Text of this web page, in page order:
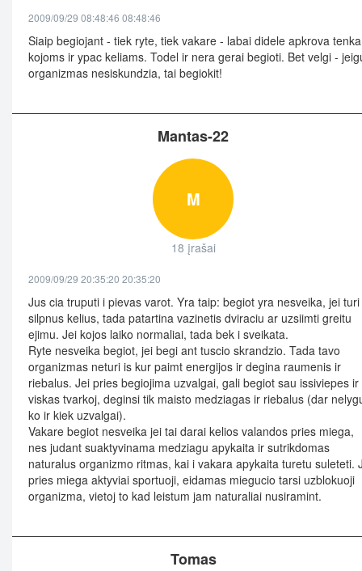
2009/09/29 08:48:46 08:48:46
Siaip begiojant - tiek ryte, tiek vakare - labai didele apkrova tenka
kojoms ir ypac keliams. Todel ir nera gerai begioti. Bet velgi -
organizmas nesiskundzia, tai begiokit!
Mantas-22
M
18 įrašai
2009/09/29 20:35:20 20:35:20
Jus cia truputi i pievas varot. Yra taip: begiot yra nesveika, jei turi
silpnus kelius, tada patartina vazinetis dviraciu ar uzsiimti greitu
ejimu. Jei kojos laiko normaliai, tada bek i sveikata.
Ryte nesveika begiot, jei begi ant tuscio skrandzio. Tada tavo
organizmas neturi is kur paimt energijos ir degina raumenis ir
riebalus. Jei pries begiojima uzvalgai, gali begiot sau issiviepes ir
viskas tvarkoj, deginsi tik maisto medziagas ir riebalus (dar
ko ir kiek uzvalgai).
Vakare begiot nesveika jei tai darai kelios valandos pries miega,
nes judant suaktyvinama medziagu apykaita ir sutrikdomas
naturalus organizmo ritmas, kai i vakara apykaita turetu suleteti.
pries miega aktyviai sportuoji, eidamas miegucio tarsi uzblokuoji
organizma, vietoj to kad leistum jam naturaliai nusiramint.
Tomas